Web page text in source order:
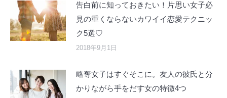
告白前に知っておきたい！片思い女子必
見の重くならないカワイイ恋愛テクニッ
ク5選♡
2018年9月1日
略奪女子はすぐそこに。友人の彼氏と分
かりながら手をだす女の特徴4つ